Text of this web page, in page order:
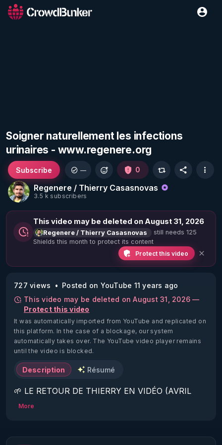
Soigner naturellement les infections
urinaires - www.regenere.org
Regenere / Thierry Casasnovas
3.5 k subscribers
Subscribe — 0
This video may be deleted on August 31, 2026
Regenere / Thierry Casasnovas
still needs 125
Shields this month to protect its content
Protect this video
727 views
Posted on YouTube 11 years ago
This video may be deleted on August 31, 2026 —
Protect this video
It was automatically imported from YouTube and replicated on
this platform. In the case of a blockage, our system
automatically takes over. The YouTube video player remains
until the video is blocked.
Description Résumé
🌱 LE RETOUR DE THIERRY EN VIDÉO (AVRIL
2022)!
https://www.rgnr.fr/presentation.html
More